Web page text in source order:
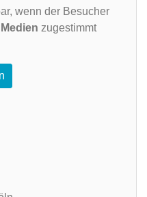
wenn der Besucher
zugestimmt